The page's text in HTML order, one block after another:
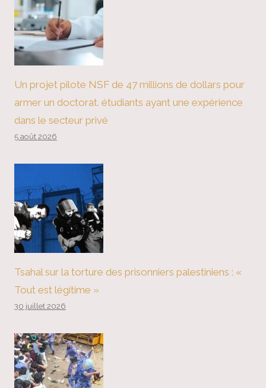
Un projet pilote NSF de 47 millions de dollars pour
armer un doctorat. étudiants ayant une expérience
dans le secteur privé
5 août 2026
Tsahal sur la torture des prisonniers palestiniens : «
Tout est légitime »
30 juillet 2026